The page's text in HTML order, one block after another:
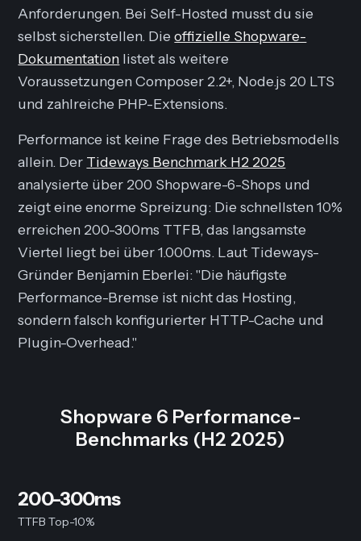
Anforderungen. Bei Self-Hosted musst du sie
selbst sicherstellen. Dieoffizielle Shopware-
Dokumentation listet als weitere
Voraussetzungen Composer 2.2+, Node.js 20 LTS
und zahlreiche PHP-Extensions.
Performance ist keine Frage des Betriebsmodells
allein. Der Tideways Benchmark H2 2025
analysierte über 200 Shopware-6-Shops und
zeigt eine enorme Spreizung: Die schnellsten 10%
erreichen 200-300ms TTFB, das langsamste
Viertel liegt bei über 1.000ms. Laut Tideways-
Gründer Benjamin Eberlei: "Die häufigste
Performance-Bremse ist nicht das Hosting,
sondern falsch konfigurierter HTTP-Cache und
Plugin-Overhead."
Shopware 6 Performance-
Benchmarks (H2 2025)
200-300ms
TTFB Top-10%